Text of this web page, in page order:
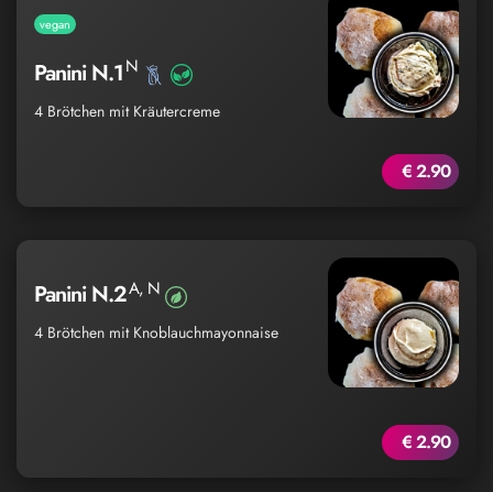
vegan
Panini N.1N
4 Brötchen mit Kräutercreme
€ 2.90
Panini N.2A, N
4 Brötchen mit Knoblauchmayonnaise
€ 2.90